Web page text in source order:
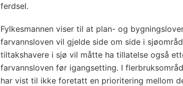
ferdsel.
Fylkesmannen viser til at plan- og
farvannsloven vil gjelde side om side i
tiltakshavere i sjø vil måtte ha tillatelse også
farvannsloven før igangsetting. I
har vist til ikke foretatt en prioritering mellom